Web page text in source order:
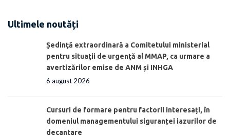
Ultimele noutăți
Ședinţă extraordinară a Comitetului ministerial
pentru situaţii de urgenţă al MMAP, ca urmare a
avertizărilor emise de ANM și INHGA
6 august 2026
Cursuri de formare pentru factorii interesați, în
domeniul managementului siguranței iazurilor de
decantare